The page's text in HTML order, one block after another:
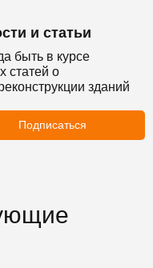
и статьи
быть в курсе
статей о
зданий
Подписаться